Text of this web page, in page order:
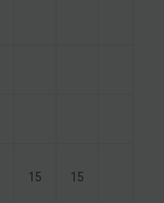
15 15